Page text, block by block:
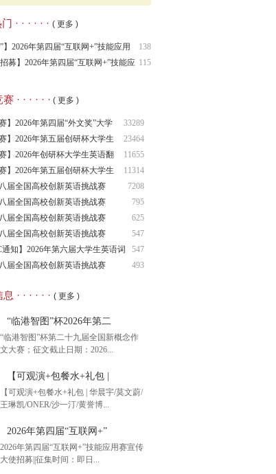
· · · · · · ( 更多 )
138
】2026年第四届“互联网+”技能应用
115
招募】2026年第四届“互联网+”技能应
· · · · · · ( 更多 )
33289
】2026年第四届“外文奖”大学
23464
】2026年第五届创研杯大学生
11655
】2026年创研杯大学生英语翻
11314
】2026年第五届创研杯大学生
7208
届全国高校创新英语挑战赛
795
届全国高校创新英语挑战赛
625
届全国高校创新英语挑战赛
547
届全国高校创新英语挑战赛
547
通知】2026年第六届大学生英语词
493
届全国高校创新英语挑战赛
· · · · · · ( 更多 )
“临港智图”杯2026年第二
“临港智图”杯第二十九届全国新概念作
文大赛；征文截止日期：2026...
2026年第二
【可观演+包餐水+礼包 |
【可观演+包餐水+礼包 | 华晨宇/莫文蔚/
王琳凯/ONER/沙一汀/黄誉博...
水+礼包 |
2026年第四届“互联网+”
2026年第四届“互联网+”技能应用赛宣传
大使招募||征集时间：即日...